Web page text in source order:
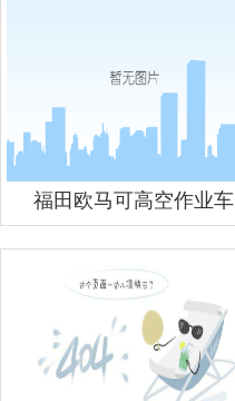
福田欧马可高空作业车